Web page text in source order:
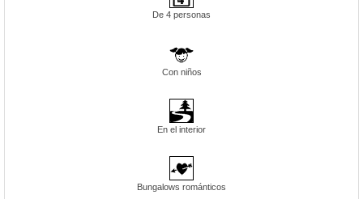
De 4 personas
Con niños
En el interior
Bungalows románticos